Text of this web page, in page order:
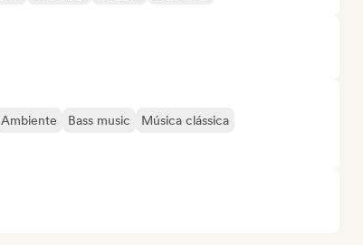
Ambiente Bass music
Música clássica